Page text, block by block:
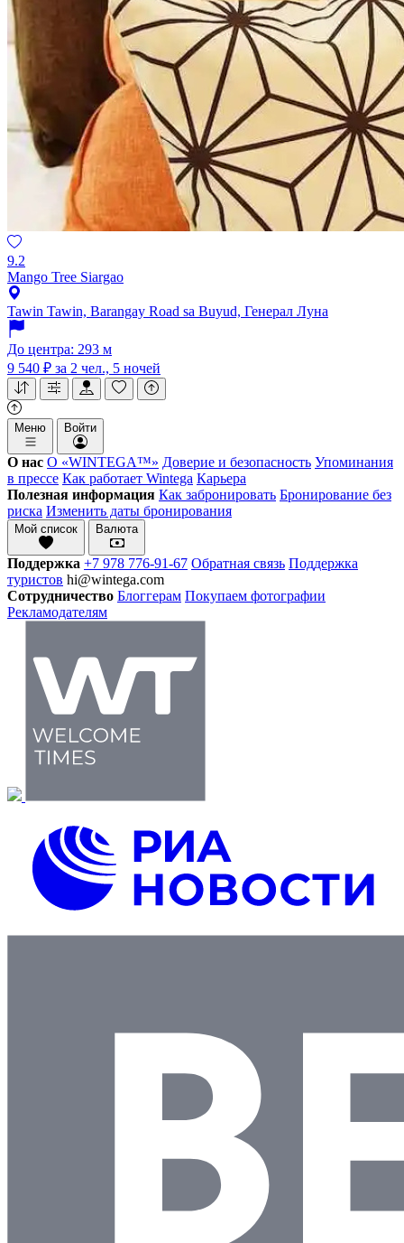
9.2
Mango Tree Siargao
Tawin Tawin, Barangay Road sa Buyud, Генерал Луна
До центра: 293 м
9 540 ₽ за 2 чел., 5 ночей
Меню Войти
О нас О «WINTEGA™» Доверие и безопасность Упоминания
в прессе Как работает Wintega Карьера
Полезная информация Как забронировать Бронирование без
риска Изменить даты бронирования
Мой список Валюта
Поддержка +7 978 776-91-67 Обратная связь Поддержка
туристов hi@wintega.com
Сотрудничество Блоггерам Покупаем фотографии
Рекламодателям